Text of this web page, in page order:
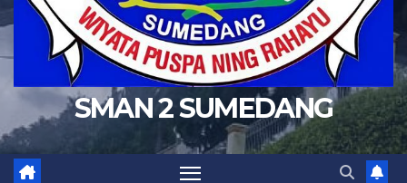
SMAN 2 SUMEDANG